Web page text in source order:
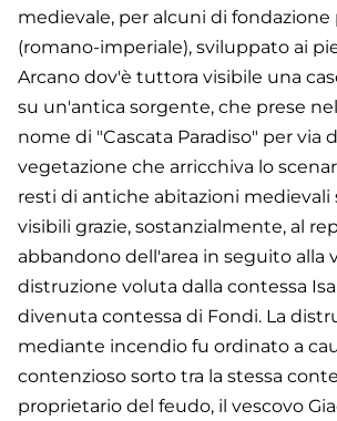
medievale, per alcuni di fondazione
(romano-imperiale), sviluppato ai
Arcano dov'è tuttora visibile una
su un'antica sorgente, che prese
nome di "Cascata Paradiso" per via
vegetazione che arricchiva lo
resti di antiche abitazioni medievali
visibili grazie, sostanzialmente, al
abbandono dell'area in seguito alla
distruzione voluta dalla contessa
divenuta contessa di Fondi. La
mediante incendio fu ordinato a
contenzioso sorto tra la stessa
proprietario del feudo, il vescovo